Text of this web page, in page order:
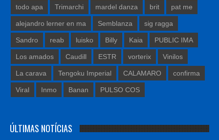
todo apa Trimarchi mardel danza brit pat me
alejandro lerner en ma Semblanza sig ragga
Sandro reab luisko Billy Kaia PUBLIC IMA
Los amados Caudill ESTR vorterix Vinilos
La carava Tengoku Imperial CALAMARO confirma
Viral Inmo Banan PULSO COS
ÚLTIMAS NOTÍCIAS